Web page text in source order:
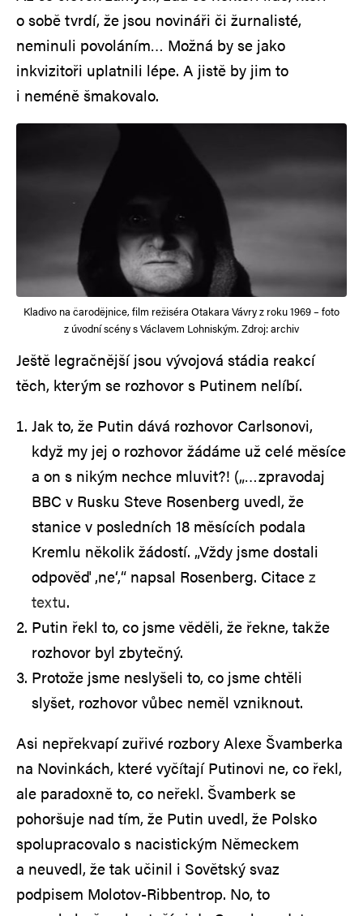
o sobě tvrdí, že jsou novináři či žurnalisté,
neminuli povoláním… Možná by se jako
inkvizitoři uplatnili lépe. A jistě by jim to
i neméně šmakovalo.
Kladivo na čarodějnice, film režiséra Otakara Vávry z roku 1969 – foto
z úvodní scény s Václavem Lohniským. Zdroj: archiv
Ještě legračnější jsou vývojová stádia reakcí
těch, kterým se rozhovor s Putinem nelíbí.
Jak to, že Putin dává rozhovor Carlsonovi,
když my jej o rozhovor žádáme už celé měsíce
a on s nikým nechce mluvit?! („…zpravodaj
BBC v Rusku Steve Rosenberg uvedl, že
stanice v posledních 18 měsících podala
Kremlu několik žádostí. „Vždy jsme dostali
odpověď ‚ne‘,“ napsal Rosenberg. Citacez
textu.
Putin řekl to, co jsme věděli, že řekne, takže
rozhovor byl zbytečný.
Protože jsme neslyšeli to, co jsme chtěli
slyšet, rozhovor vůbec neměl vzniknout.
Asi nepřekvapí zuřivé rozbory Alexe Švamberka
na Novinkách, které vyčítají Putinovi ne, co řekl,
ale paradoxně to, co neřekl. Švamberk se
pohoršuje nad tím, že Putin uvedl, že Polsko
spolupracovalo s nacistickým Německem
a neuvedl, že tak učinil i Sovětský svaz
podpisem Molotov-Ribbentrop. No, to